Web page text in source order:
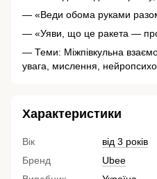
— «Веди обома руками
— «Уяви, що це ракета —
— Теми: Міжпівкульна
увага, мислення,
Характеристики
Вік
від 3 років
Бренд
Ubee